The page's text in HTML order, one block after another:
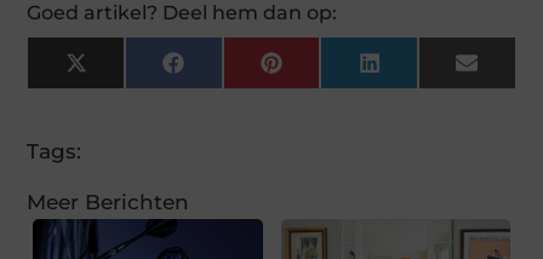
Goed artikel? Deel hem dan op:
X
(Twitter)
FacebookPinterestLinkedInEmail
Tags:
Meer Berichten